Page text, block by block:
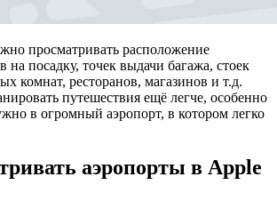
просматривать расположение
на посадку, точек выдачи багажа, стоек
комнат, ресторанов, магазинов и т.д.
путешествия ещё легче, особенно
в огромный аэропорт, в котором легко
аэропорты в Apple